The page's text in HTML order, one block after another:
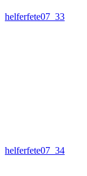
helferfete07_33
helferfete07_34